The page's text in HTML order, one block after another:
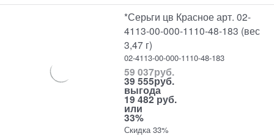
*Серьги цв Красное арт. 02-
4113-00-000-1110-48-183 (вес
3,47 г)
02-4113-00-000-1110-48-183
59 037руб.
39 555руб.
выгода
19 482 руб.
или
33%
Скидка 33%